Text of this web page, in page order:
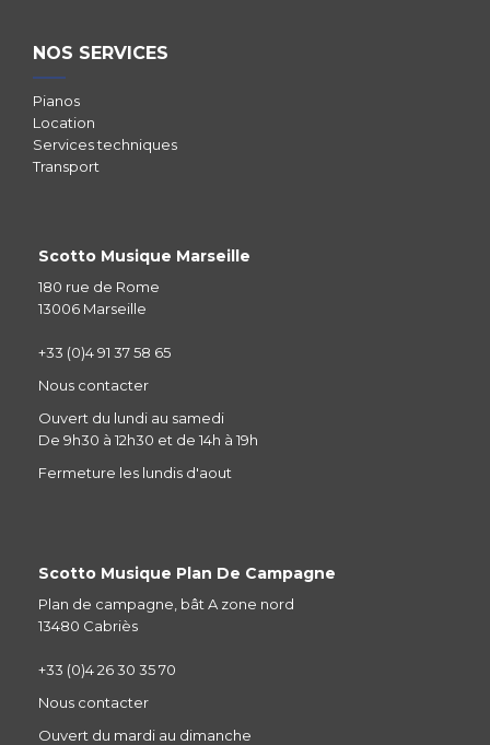
NOS SERVICES
Pianos
Location
Services techniques
Transport
Scotto Musique Marseille
180 rue de Rome
13006 Marseille
+33 (0)4 91 37 58 65
Nous contacter
Ouvert du lundi au samedi
De 9h30 à 12h30 et de 14h à 19h
Fermeture les lundis d'aout
Scotto Musique Plan De Campagne
Plan de campagne, bât A zone nord
13480 Cabriès
+33 (0)4 26 30 35 70
Nous contacter
Ouvert du mardi au dimanche